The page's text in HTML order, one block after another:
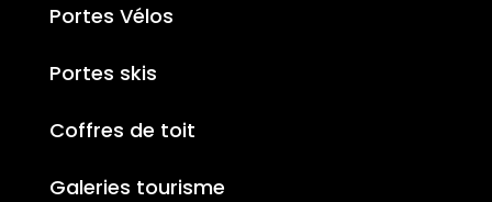
Portes Vélos
Portes skis
Coffres de toit
Galeries tourisme